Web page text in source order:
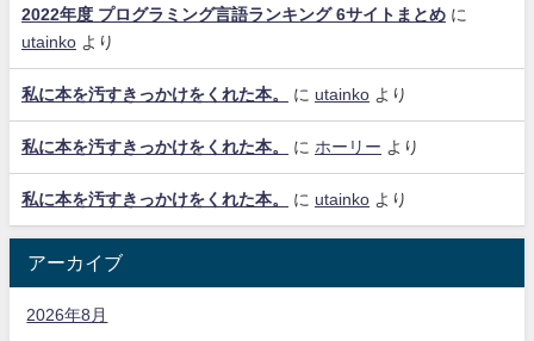
2022年度 プログラミング言語ランキング 6サイトまとめ に
utainko より
私に本を汚すきっかけをくれた本。 に utainko より
私に本を汚すきっかけをくれた本。 に ホーリー より
私に本を汚すきっかけをくれた本。 に utainko より
アーカイブ
2026年8月